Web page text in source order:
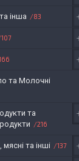
інша 83
107
та Молочні
та
216
та інші 137